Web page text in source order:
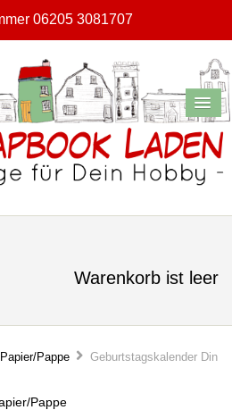
06205 3081707
Warenkorb ist leer
Papier/Pappe
Geburtstagskalender Din
Pappe